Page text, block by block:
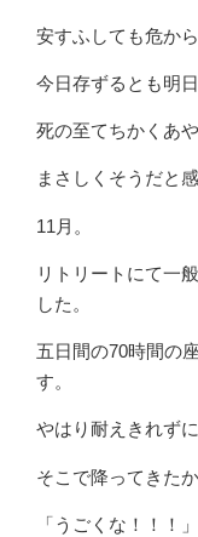
安すふしても危か
今日存ずるとも明
死の至てちかくあ
まさしくそうだと
11月。
リトリートにて一
した。
五日間の70時間の
す。
やはり耐えきれず
そこで降ってきた
「うごくな！！！